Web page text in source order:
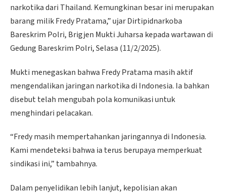
narkotika dari Thailand. Kemungkinan besar ini merupakan
barang milik Fredy Pratama,” ujar Dirtipidnarkoba
Bareskrim Polri, Brigjen Mukti Juharsa kepada wartawan di
Gedung Bareskrim Polri, Selasa (11/2/2025).
Mukti menegaskan bahwa Fredy Pratama masih aktif
mengendalikan jaringan narkotika di Indonesia. Ia bahkan
disebut telah mengubah pola komunikasi untuk
menghindari pelacakan.
“Fredy masih mempertahankan jaringannya di Indonesia.
Kami mendeteksi bahwa ia terus berupaya memperkuat
sindikasi ini,” tambahnya.
Dalam penyelidikan lebih lanjut, kepolisian akan